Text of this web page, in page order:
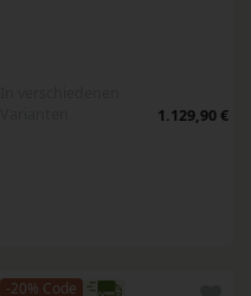
1.129,90 €
-20% Code